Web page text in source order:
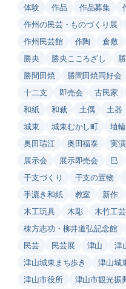
体験
作品 作品募集
作州の民芸・ものづくり展
作州民芸館
作陶 倉敷
勝央
勝央こころざし
勝間田焼
勝間田焼同好会
十二支
即売会 古民家
和紙
和裁 土偶 土器
城東
城東むかし町 埴輪
奥田瑞江
奥田福泰 実演
展示会
展示即売会 巳
干支づくり
干支の置物
手漉き和紙
教室 新作
木工玩具
木彫 木竹工芸
棟方志功・柳井道弘記念館
民芸
民芸展 津山
津
津山城東まち歩き
津山城
津山市役所
津山市観光振